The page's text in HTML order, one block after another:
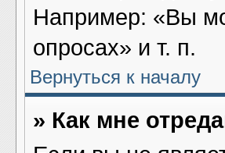
Например: «Вы
опросах» и т. п.
Вернуться к началу
» Как мне